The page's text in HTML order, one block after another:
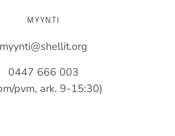
MYYNTI
myynti@shellit.org
0447 666 003
pvm, ark. 9-15:30)